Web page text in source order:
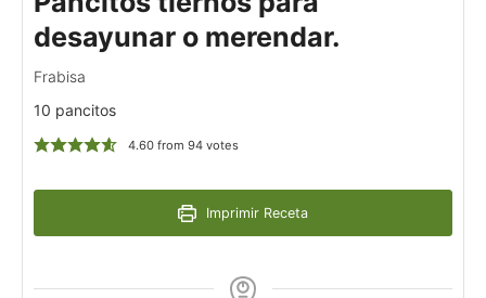
desayunar o merendar.
Frabisa
10 pancitos
4.60from 94votes
Imprimir Receta